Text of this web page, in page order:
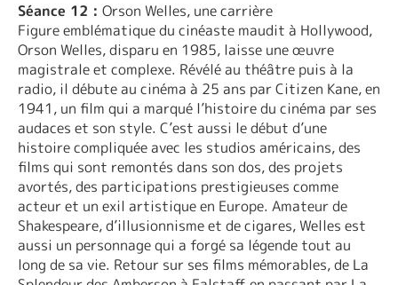
Séance 12 : Orson Welles, une carrière
Figure emblématique du cinéaste maudit à Hollywood,
Orson Welles, disparu en 1985, laisse une œuvre
magistrale et complexe. Révélé au théâtre puis à la
radio, il débute au cinéma à 25 ans par Citizen Kane, en
1941, un film qui a marqué l’histoire du cinéma par ses
audaces et son style. C’est aussi le début d’une
histoire compliquée avec les studios américains, des
films qui sont remontés dans son dos, des projets
avortés, des participations prestigieuses comme
acteur et un exil artistique en Europe. Amateur de
Shakespeare, d’illusionnisme et de cigares, Welles est
aussi un personnage qui a forgé sa légende tout au
long de sa vie. Retour sur ses films mémorables, de La